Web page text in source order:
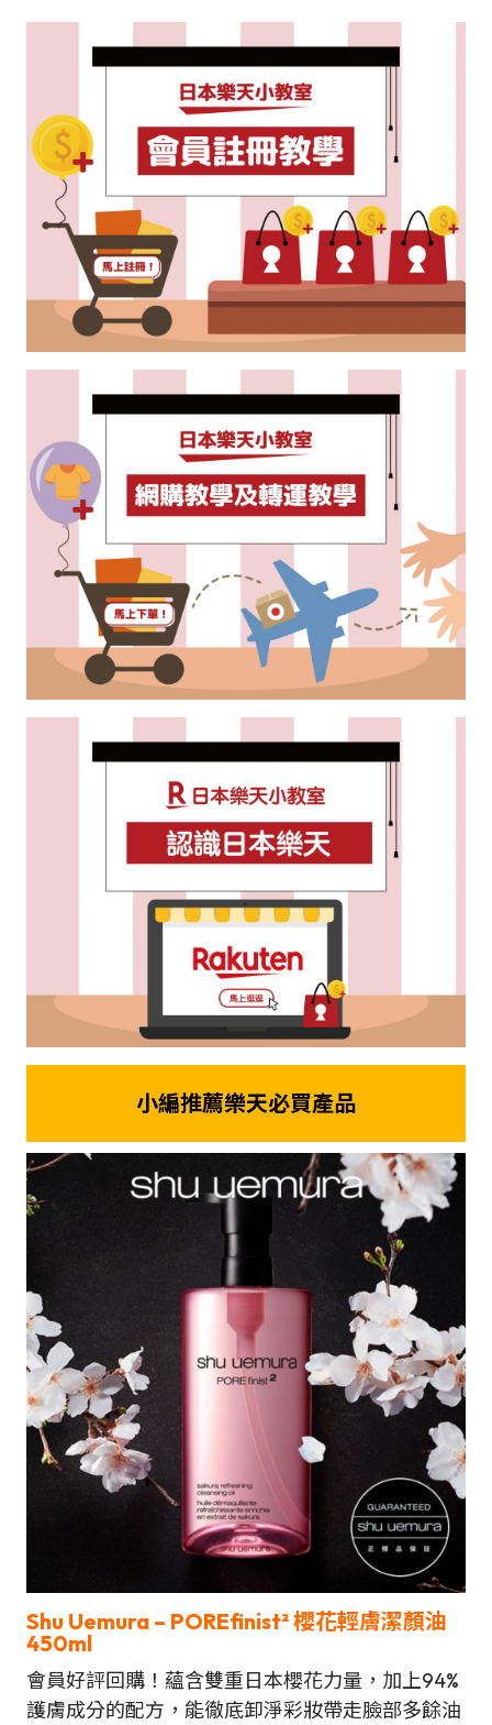
小編推薦樂天必買產品
Shu Uemura – POREfinist² 櫻花輕膚潔顏油
450ml
會員好評回購！蘊含雙重日本櫻花力量，加上94%
護膚成分的配方，能徹底卸淨彩妝帶走臉部多餘油